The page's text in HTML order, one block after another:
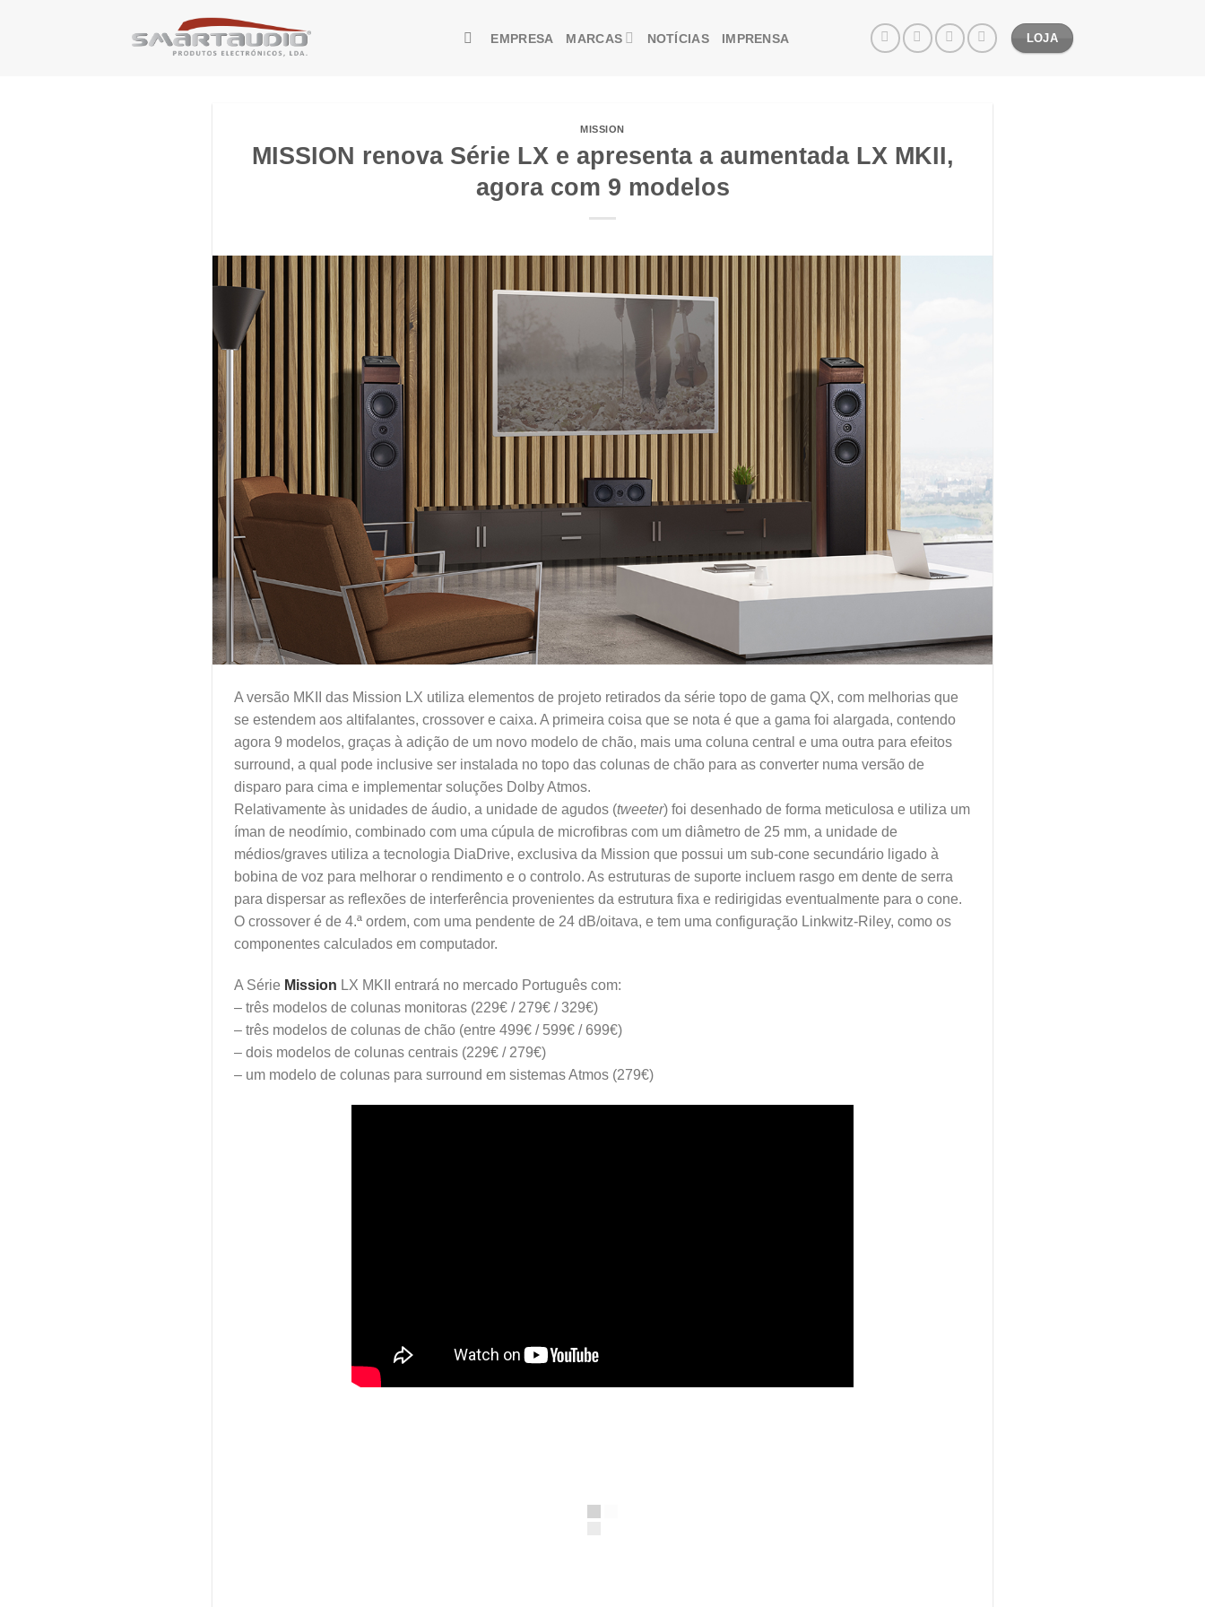
EMPRESA MARCAS NOTÍCIAS IMPRENSA LOJA
MISSION
MISSION renova Série LX e apresenta a aumentada LX MKII,
agora com 9 modelos
A versão MKII das Mission LX utiliza elementos de projeto retirados da série topo de gama QX, com melhorias que
se estendem aos altifalantes, crossover e caixa. A primeira coisa que se nota é que a gama foi alargada, contendo
agora 9 modelos, graças à adição de um novo modelo de chão, mais uma coluna central e uma outra para efeitos
surround, a qual pode inclusive ser instalada no topo das colunas de chão para as converter numa versão de
disparo para cima e implementar soluções Dolby Atmos.
Relativamente às unidades de áudio, a unidade de agudos (tweeter) foi desenhado de forma meticulosa e utiliza um
íman de neodímio, combinado com uma cúpula de microfibras com um diâmetro de 25 mm, a unidade de
médios/graves utiliza a tecnologia DiaDrive, exclusiva da Mission que possui um sub-cone secundário ligado à
bobina de voz para melhorar o rendimento e o controlo. As estruturas de suporte incluem rasgo em dente de serra
para dispersar as reflexões de interferência provenientes da estrutura fixa e redirigidas eventualmente para o cone.
O crossover é de 4.ª ordem, com uma pendente de 24 dB/oitava, e tem uma configuração Linkwitz-Riley, como os
componentes calculados em computador.
A Série Mission LX MKII entrará no mercado Português com:
– três modelos de colunas monitoras (229€ / 279€ / 329€)
– três modelos de colunas de chão (entre 499€ / 599€ / 699€)
– dois modelos de colunas centrais (229€ / 279€)
– um modelo de colunas para surround em sistemas Atmos (279€)